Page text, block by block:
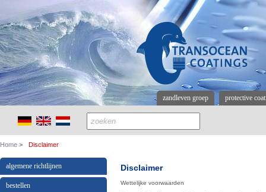
zandleven groep protective
Home Disclaimer
algemene richtlijnen
bestellen
Disclaimer
Wettelijke voorwaarden